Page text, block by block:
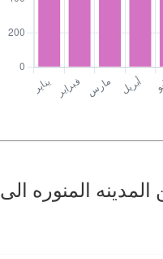
المدينه المنوره الى